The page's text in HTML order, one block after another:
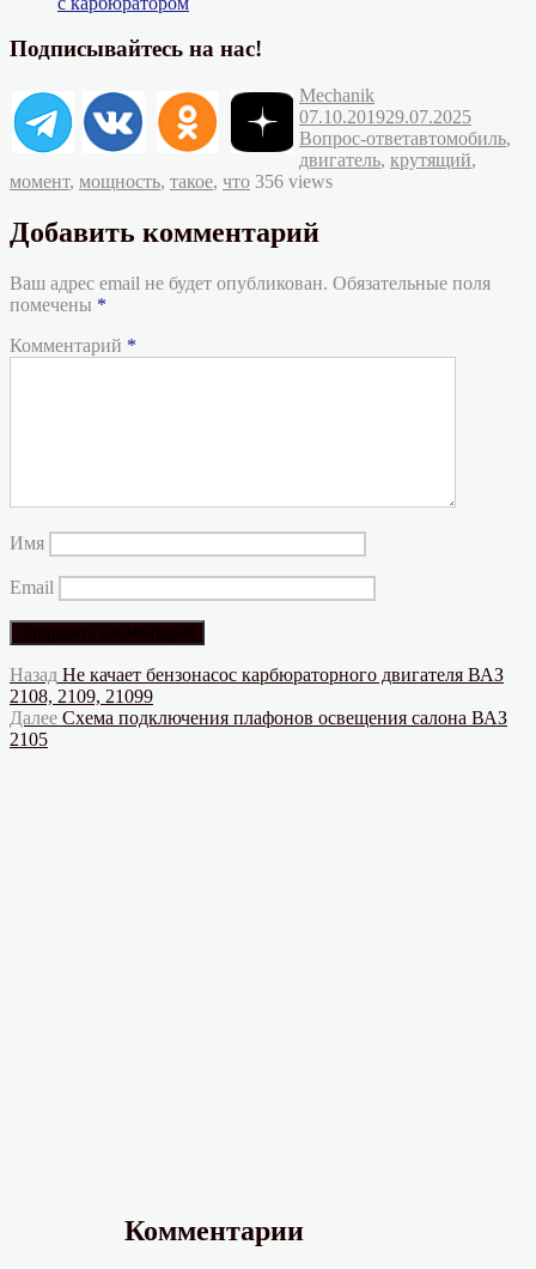
Подписывайтесь на нас!
Автор
MechanikОпубликовано
07.10.201929.07.2025
Вопрос-ответМетки
автомобиль,
двигатель, крутящий,
момент, мощность, такое, что 356 views
Добавить комментарий
Ваш адрес email не будет опубликован. Обязательные поля
помечены *
Комментарий *
Имя
Email
Навигация
по
записям
Назад Предыдущая
запись:
Не качает бензонасос карбюраторного двигателя ВАЗ
2108, 2109, 21099
Далее Следующая
Схема подключения плафонов освещения салона ВАЗ
2105
Комментарии